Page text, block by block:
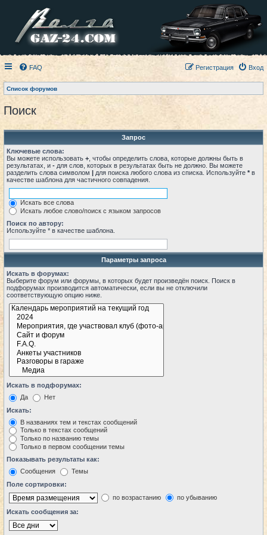
FAQ Вход
Регистрация
Список форумов
Поиск
Запрос
Ключевые слова:
Вы можете использовать + , чтобы определить слова, которые должны быть в
результатах, и - для слов, которых в результатах быть не должно. Вы можете
разделить слова символом | для поиска любого слова из списка. Используйте * в
качестве шаблона для частичного совпадения.
Искать все слова
Искать любое слово/поиск с языком запросов
Поиск по автору:
Используйте * в качестве шаблона.
Параметры запроса
Искать в форумах:
Выберите форум или форумы, в которых будет произведён поиск. Поиск в
подфорумах производится автоматически, если вы не отключили
соответствующую опцию ниже.
Искать в подфорумах:
Да
Нет
Искать:
В названиях тем и текстах сообщений
Только в текстах сообщений
Только по названию темы
Только в первом сообщении темы
Показывать результаты как:
Сообщения
Темы
Поле сортировки:
по возрастанию
по убыванию
Искать сообщения за: